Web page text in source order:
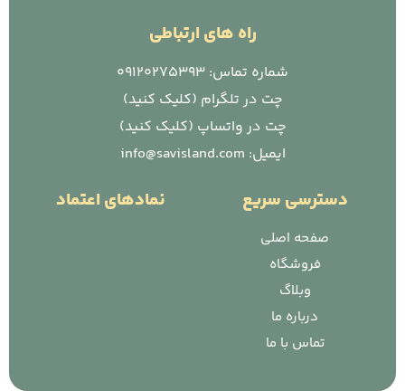
راه های ارتباطی
شماره تماس: 09120275393
چت در تلگرام (کلیک کنید)
چت در واتساپ (کلیک کنید)
ایمیل: info@savisland.com
دسترسی سریع
صفحه اصلی
فروشگاه
وبلاگ
درباره ما
تماس با ما
نمادهای اعتماد